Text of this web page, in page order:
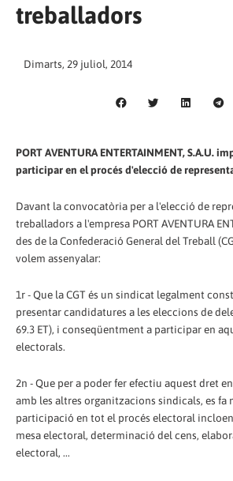
treballadors
Dimarts, 29 juliol, 2014
PORT AVENTURA ENTERTAINMENT, S.A.U.
participar en el procés d'elecció de
Davant la convocatòria per a l'elecció de
treballadors a l'empresa PORT AVENTURA
des de la Confederació General del Treball
volem assenyalar:
1r - Que la CGT és un sindicat legalment
presentar candidatures a les eleccions de
69.3 ET), i conseqüentment a participar en
electorals.
2n - Que per a poder fer efectiu aquest dret
amb les altres organitzacions sindicals, es fa
participació en tot el procés electoral
mesa electoral, determinació del cens,
electoral, ...